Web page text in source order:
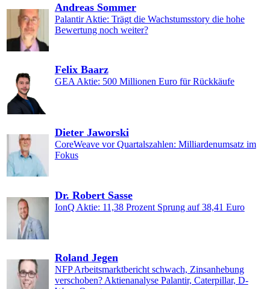
Andreas Sommer
Palantir Aktie: Trägt die Wachstumsstory die hohe
Bewertung noch weiter?
Felix Baarz
GEA Aktie: 500 Millionen Euro für Rückkäufe
Dieter Jaworski
CoreWeave vor Quartalszahlen: Milliardenumsatz im
Fokus
Dr. Robert Sasse
IonQ Aktie: 11,38 Prozent Sprung auf 38,41 Euro
Roland Jegen
NFP Arbeitsmarktbericht schwach, Zinsanhebung
verschoben? Aktienanalyse Palantir, Caterpillar, D-